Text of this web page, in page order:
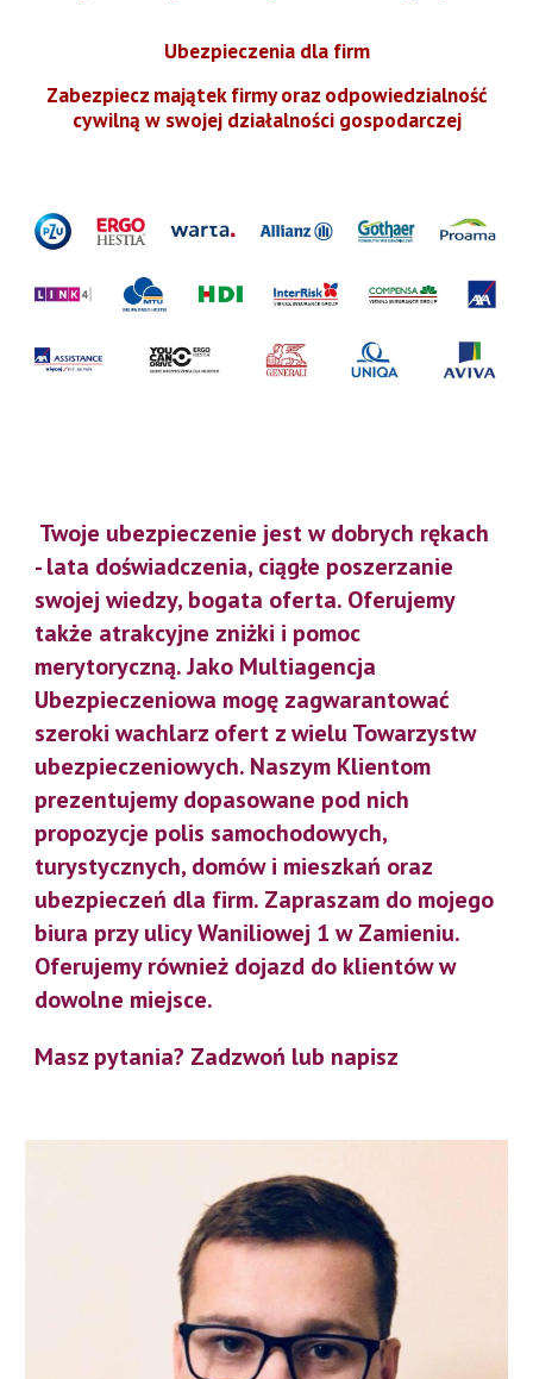
Ubezpieczenia dla firm
Zabezpiecz majątek firmy oraz odpowiedzialność
cywilną w swojej działalności gospodarczej
Twoje ubezpieczenie jest w dobrych rękach
- lata doświadczenia, ciągłe poszerzanie
swojej wiedzy, bogata oferta. Oferujemy
także atrakcyjne zniżki i pomoc
merytoryczną. Jako Multiagencja
Ubezpieczeniowa mogę zagwarantować
szeroki wachlarz ofert z wielu Towarzystw
ubezpieczeniowych. Naszym Klientom
prezentujemy dopasowane pod nich
propozycje polis samochodowych,
turystycznych, domów i mieszkań oraz
ubezpieczeń dla firm. Zapraszam do mojego
biura przy ulicy Waniliowej 1 w Zamieniu.
Oferujemy również dojazd do klientów w
dowolne miejsce.
Masz pytania? Zadzwoń lub napisz